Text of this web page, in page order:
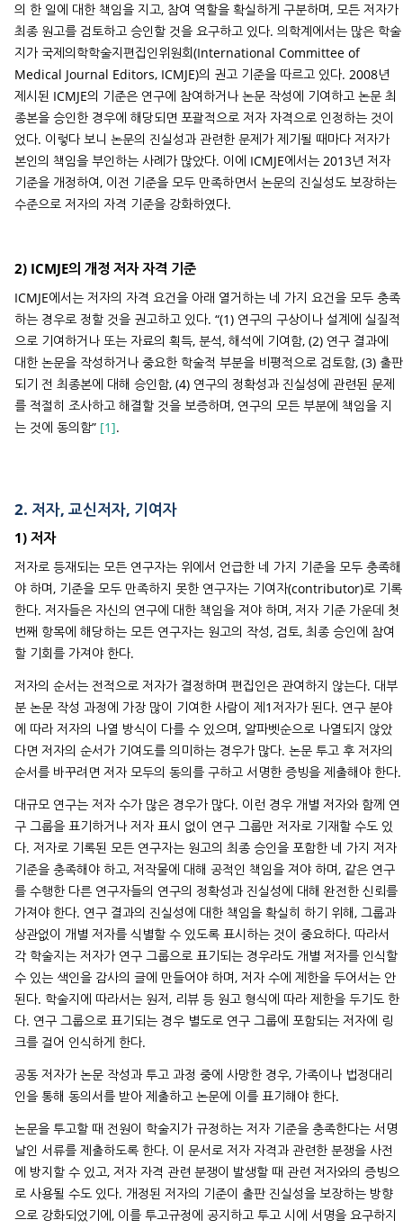
의 한 일에 대한 책임을 지고, 참여 역할을 확실하게 구분하며, 모든 저자가
최종 원고를 검토하고 승인할 것을 요구하고 있다. 의학계에서는 많은 학술
지가 국제의학학술지편집인위원회(International Committee of
Medical Journal Editors, ICMJE)의 권고 기준을 따르고 있다. 2008년
제시된 ICMJE의 기준은 연구에 참여하거나 논문 작성에 기여하고 논문 최
종본을 승인한 경우에 해당되면 포괄적으로 저자 자격으로 인정하는 것이
었다. 이렇다 보니 논문의 진실성과 관련한 문제가 제기될 때마다 저자가
본인의 책임을 부인하는 사례가 많았다. 이에 ICMJE에서는 2013년 저자
기준을 개정하여, 이전 기준을 모두 만족하면서 논문의 진실성도 보장하는
수준으로 저자의 자격 기준을 강화하였다.
2) ICMJE의 개정 저자 자격 기준
ICMJE에서는 저자의 자격 요건을 아래 열거하는 네 가지 요건을 모두 충족
하는 경우로 정할 것을 권고하고 있다. “(1) 연구의 구상이나 설계에 실질적
으로 기여하거나 또는 자료의 획득, 분석, 해석에 기여함, (2) 연구 결과에
대한 논문을 작성하거나 중요한 학술적 부분을 비평적으로 검토함, (3) 출판
되기 전 최종본에 대해 승인함, (4) 연구의 정확성과 진실성에 관련된 문제
를 적절히 조사하고 해결할 것을 보증하며, 연구의 모든 부분에 책임을 지
는 것에 동의함” [1].
2. 저자, 교신저자, 기여자
1) 저자
저자로 등재되는 모든 연구자는 위에서 언급한 네 가지 기준을 모두 충족해
야 하며, 기준을 모두 만족하지 못한 연구자는 기여자(contributor)로 기록
한다. 저자들은 자신의 연구에 대한 책임을 져야 하며, 저자 기준 가운데 첫
번째 항목에 해당하는 모든 연구자는 원고의 작성, 검토, 최종 승인에 참여
할 기회를 가져야 한다.
저자의 순서는 전적으로 저자가 결정하며 편집인은 관여하지 않는다. 대부
분 논문 작성 과정에 가장 많이 기여한 사람이 제1저자가 된다. 연구 분야
에 따라 저자의 나열 방식이 다를 수 있으며, 알파벳순으로 나열되지 않았
다면 저자의 순서가 기여도를 의미하는 경우가 많다. 논문 투고 후 저자의
순서를 바꾸려면 저자 모두의 동의를 구하고 서명한 증빙을 제출해야 한다.
대규모 연구는 저자 수가 많은 경우가 많다. 이런 경우 개별 저자와 함께 연
구 그룹을 표기하거나 저자 표시 없이 연구 그룹만 저자로 기재할 수도 있
다. 저자로 기록된 모든 연구자는 원고의 최종 승인을 포함한 네 가지 저자
기준을 충족해야 하고, 저작물에 대해 공적인 책임을 져야 하며, 같은 연구
를 수행한 다른 연구자들의 연구의 정확성과 진실성에 대해 완전한 신뢰를
가져야 한다. 연구 결과의 진실성에 대한 책임을 확실히 하기 위해, 그룹과
상관없이 개별 저자를 식별할 수 있도록 표시하는 것이 중요하다. 따라서
각 학술지는 저자가 연구 그룹으로 표기되는 경우라도 개별 저자를 인식할
수 있는 색인을 감사의 글에 만들어야 하며, 저자 수에 제한을 두어서는 안
된다. 학술지에 따라서는 원저, 리뷰 등 원고 형식에 따라 제한을 두기도 한
다. 연구 그룹으로 표기되는 경우 별도로 연구 그룹에 포함되는 저자에 링
크를 걸어 인식하게 한다.
공동 저자가 논문 작성과 투고 과정 중에 사망한 경우, 가족이나 법정대리
인을 통해 동의서를 받아 제출하고 논문에 이를 표기해야 한다.
논문을 투고할 때 전원이 학술지가 규정하는 저자 기준을 충족한다는 서명
날인 서류를 제출하도록 한다. 이 문서로 저자 자격과 관련한 분쟁을 사전
에 방지할 수 있고, 저자 자격 관련 분쟁이 발생할 때 관련 저자와의 증빙으
로 사용될 수도 있다. 개정된 저자의 기준이 출판 진실성을 보장하는 방향
으로 강화되었기에, 이를 투고규정에 공지하고 투고 시에 서명을 요구하지